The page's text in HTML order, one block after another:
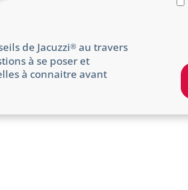
de Jacuzzi® au travers
à se poser et
à connaitre avant
o
e
a
o